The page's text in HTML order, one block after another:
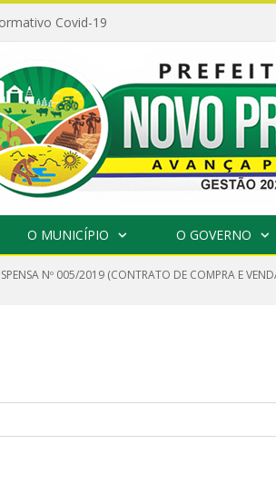
Covid-19
O MUNICÍPIO O GOVERNO
Nº 005/2019 (CONTRATO DE COMPRA E